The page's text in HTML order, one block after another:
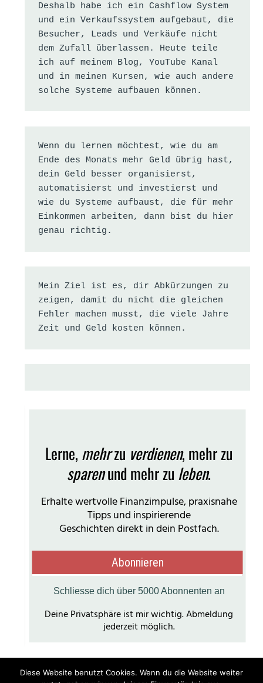
Deshalb habe ich ein Cashflow System
und ein Verkaufssystem aufgebaut, die
Besucher, Leads und Verkäufe nicht
dem Zufall überlassen. Heute teile
ich auf meinem Blog, YouTube Kanal
und in meinen Kursen, wie auch andere
solche Systeme aufbauen können.
Wenn du lernen möchtest, wie du am
Ende des Monats mehr Geld übrig hast,
dein Geld besser organisierst,
automatisierst und investierst und
wie du Systeme aufbaust, die für mehr
Einkommen arbeiten, dann bist du hier
genau richtig.
Mein Ziel ist es, dir Abkürzungen zu
zeigen, damit du nicht die gleichen
Fehler machen musst, die viele Jahre
Zeit und Geld kosten können.
Diese Website benutzt Cookies. Wenn du die Website weiter